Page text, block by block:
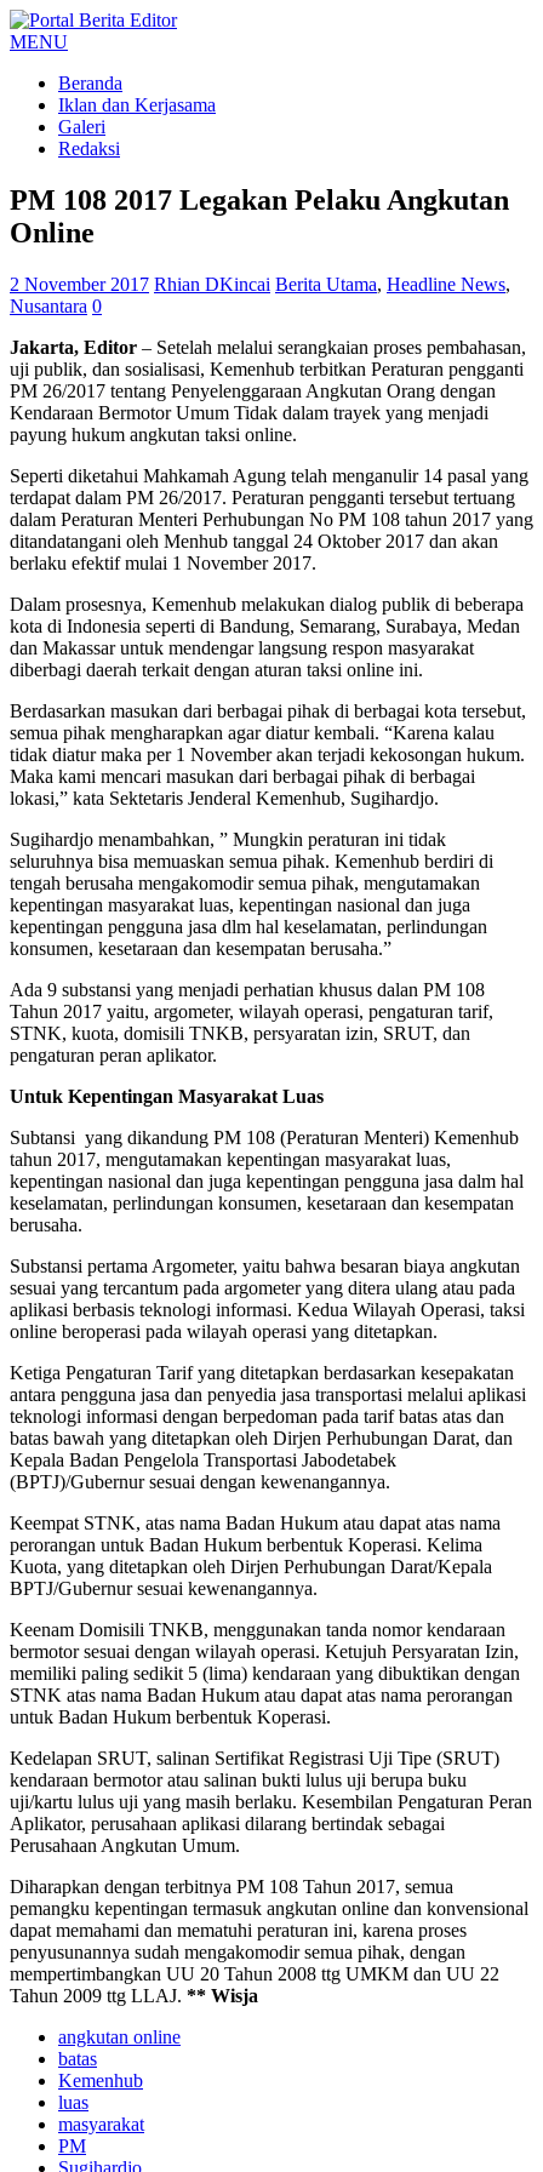
MENU
Beranda
Iklan dan Kerjasama
Galeri
Redaksi
PM 108 2017 Legakan Pelaku Angkutan
Online
2 November 2017 Rhian DKincai Berita Utama, Headline News,
Nusantara 0
Jakarta, Editor – Setelah melalui serangkaian proses pembahasan,
uji publik, dan sosialisasi, Kemenhub terbitkan Peraturan pengganti
PM 26/2017 tentang Penyelenggaraan Angkutan Orang dengan
Kendaraan Bermotor Umum Tidak dalam trayek yang menjadi
payung hukum angkutan taksi online.
Seperti diketahui Mahkamah Agung telah menganulir 14 pasal yang
terdapat dalam PM 26/2017. Peraturan pengganti tersebut tertuang
dalam Peraturan Menteri Perhubungan No PM 108 tahun 2017 yang
ditandatangani oleh Menhub tanggal 24 Oktober 2017 dan akan
berlaku efektif mulai 1 November 2017.
Dalam prosesnya, Kemenhub melakukan dialog publik di beberapa
kota di Indonesia seperti di Bandung, Semarang, Surabaya, Medan
dan Makassar untuk mendengar langsung respon masyarakat
diberbagi daerah terkait dengan aturan taksi online ini.
Berdasarkan masukan dari berbagai pihak di berbagai kota tersebut,
semua pihak mengharapkan agar diatur kembali. “Karena kalau
tidak diatur maka per 1 November akan terjadi kekosongan hukum.
Maka kami mencari masukan dari berbagai pihak di berbagai
lokasi,” kata Sektetaris Jenderal Kemenhub, Sugihardjo.
Sugihardjo menambahkan, ” Mungkin peraturan ini tidak
seluruhnya bisa memuaskan semua pihak. Kemenhub berdiri di
tengah berusaha mengakomodir semua pihak, mengutamakan
kepentingan masyarakat luas, kepentingan nasional dan juga
kepentingan pengguna jasa dlm hal keselamatan, perlindungan
konsumen, kesetaraan dan kesempatan berusaha.”
Ada 9 substansi yang menjadi perhatian khusus dalan PM 108
Tahun 2017 yaitu, argometer, wilayah operasi, pengaturan tarif,
STNK, kuota, domisili TNKB, persyaratan izin, SRUT, dan
pengaturan peran aplikator.
Untuk Kepentingan Masyarakat Luas
Subtansi yang dikandung PM 108 (Peraturan Menteri) Kemenhub
tahun 2017, mengutamakan kepentingan masyarakat luas,
kepentingan nasional dan juga kepentingan pengguna jasa dalm hal
keselamatan, perlindungan konsumen, kesetaraan dan kesempatan
berusaha.
Substansi pertama Argometer, yaitu bahwa besaran biaya angkutan
sesuai yang tercantum pada argometer yang ditera ulang atau pada
aplikasi berbasis teknologi informasi. Kedua Wilayah Operasi, taksi
online beroperasi pada wilayah operasi yang ditetapkan.
Ketiga Pengaturan Tarif yang ditetapkan berdasarkan kesepakatan
antara pengguna jasa dan penyedia jasa transportasi melalui aplikasi
teknologi informasi dengan berpedoman pada tarif batas atas dan
batas bawah yang ditetapkan oleh Dirjen Perhubungan Darat, dan
Kepala Badan Pengelola Transportasi Jabodetabek
(BPTJ)/Gubernur sesuai dengan kewenangannya.
Keempat STNK, atas nama Badan Hukum atau dapat atas nama
perorangan untuk Badan Hukum berbentuk Koperasi. Kelima
Kuota, yang ditetapkan oleh Dirjen Perhubungan Darat/Kepala
BPTJ/Gubernur sesuai kewenangannya.
Keenam Domisili TNKB, menggunakan tanda nomor kendaraan
bermotor sesuai dengan wilayah operasi. Ketujuh Persyaratan Izin,
memiliki paling sedikit 5 (lima) kendaraan yang dibuktikan dengan
STNK atas nama Badan Hukum atau dapat atas nama perorangan
untuk Badan Hukum berbentuk Koperasi.
Kedelapan SRUT, salinan Sertifikat Registrasi Uji Tipe (SRUT)
kendaraan bermotor atau salinan bukti lulus uji berupa buku
uji/kartu lulus uji yang masih berlaku. Kesembilan Pengaturan Peran
Aplikator, perusahaan aplikasi dilarang bertindak sebagai
Perusahaan Angkutan Umum.
Diharapkan dengan terbitnya PM 108 Tahun 2017, semua
pemangku kepentingan termasuk angkutan online dan konvensional
dapat memahami dan mematuhi peraturan ini, karena proses
penyusunannya sudah mengakomodir semua pihak, dengan
mempertimbangkan UU 20 Tahun 2008 ttg UMKM dan UU 22
Tahun 2009 ttg LLAJ. ** Wisja
angkutan online
batas
Kemenhub
luas
masyarakat
PM
Sugihardjo